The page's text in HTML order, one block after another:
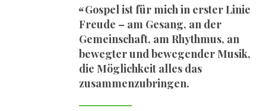
Gospel ist für mich in erster Linie
Freude – am Gesang, an der
Gemeinschaft, am Rhythmus, an
bewegter und bewegender Musik,
die Möglichkeit alles das
zusammenzubringen.